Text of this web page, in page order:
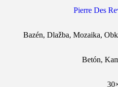
Pierre Des
Bazén, Dlažba, Mozaika,
Betón,